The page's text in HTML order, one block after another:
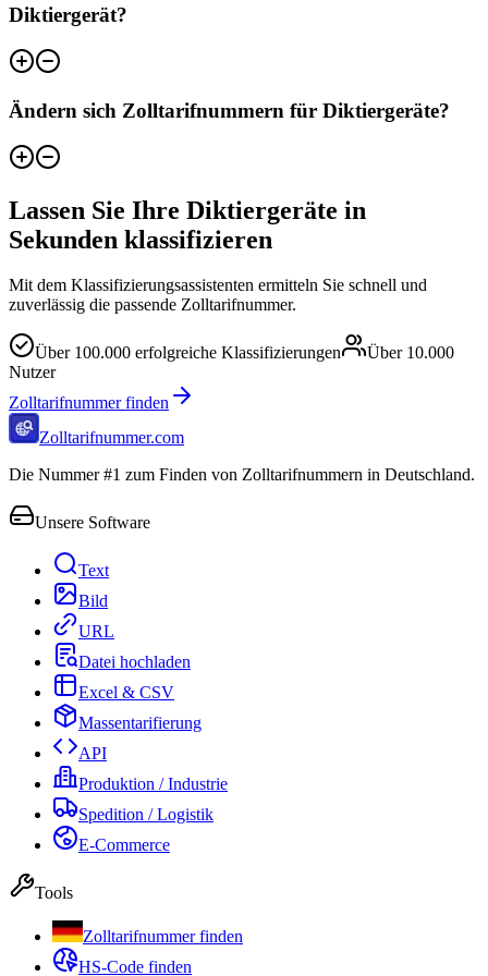
Diktiergerät?
Ändern sich Zolltarifnummern für Diktiergeräte?
Lassen Sie Ihre Diktiergeräte in
Sekunden klassifizieren
Mit dem Klassifizierungsassistenten ermitteln Sie schnell und
zuverlässig die passende Zolltarifnummer.
Über 100.000 erfolgreiche Klassifizierungen Über 10.000
Nutzer
Zolltarifnummer finden
Zolltarifnummer.com
Die Nummer #1 zum Finden von Zolltarifnummern in Deutschland.
Unsere Software
Text
Bild
URL
Datei hochladen
Excel & CSV
Massentarifierung
API
Produktion / Industrie
Spedition / Logistik
E-Commerce
Tools
Zolltarifnummer finden
HS-Code finden